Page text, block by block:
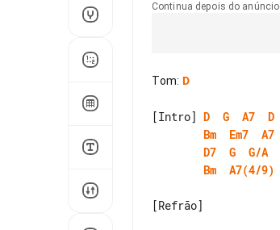
Continua depois do anúncio
Tom: D
[Intro] D G A7
D
Bm
Em7 A7
D7
G G/A
Bm
A7(4/9)
[Refrão]